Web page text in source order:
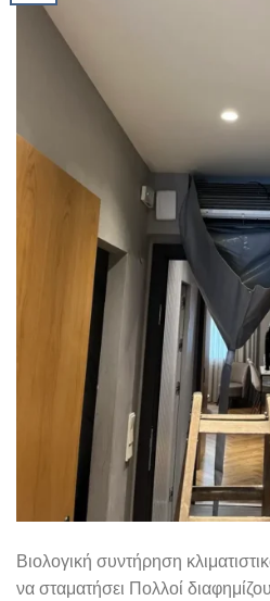
Βιολογική συντήρηση
να σταματήσει Πολλοί